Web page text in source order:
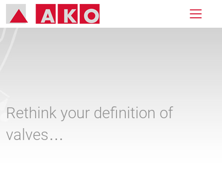
Rethink your definition of
valves…